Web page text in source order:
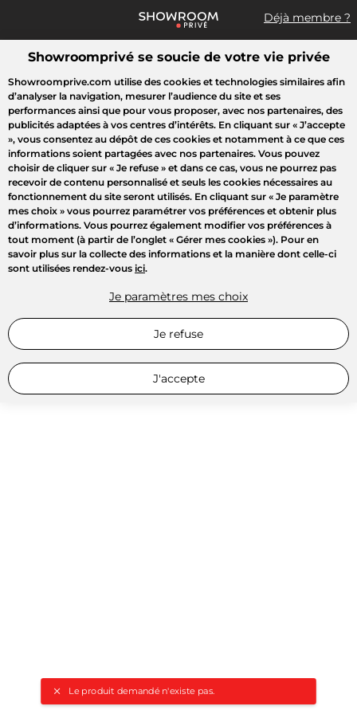
Déjà membre ?
Que recherchez-vous ?
Le produit demandé n'existe pas.
Toutes les ventes Sport Mode Enfant Hi-tech
Showroomprivé se soucie de votre vie privée
Showroomprive.com utilise des cookies et technologies similaires afin
d’analyser la navigation, mesurer l’audience du site et ses
performances ainsi que pour vous proposer, avec nos partenaires, des
publicités adaptées à vos centres d’intérêts. En cliquant sur « J’accepte
», vous consentez au dépôt de ces cookies et notamment à ce que ces
informations soient partagées avec nos partenaires. Vous pouvez
choisir de cliquer sur « Je refuse » et dans ce cas, vous ne pourrez pas
recevoir de contenu personnalisé et seuls les cookies nécessaires au
fonctionnement du site seront utilisés. En cliquant sur « Je paramètre
mes choix » vous pourrez paramétrer vos préférences et obtenir plus
d’informations. Vous pourrez également modifier vos préférences à
tout moment (à partir de l’onglet « Gérer mes cookies »). Pour en
savoir plus sur la collecte des informations et la manière dont celle-ci
sont utilisées rendez-vous ici.
Je paramètres mes choix
Je refuse
J'accepte